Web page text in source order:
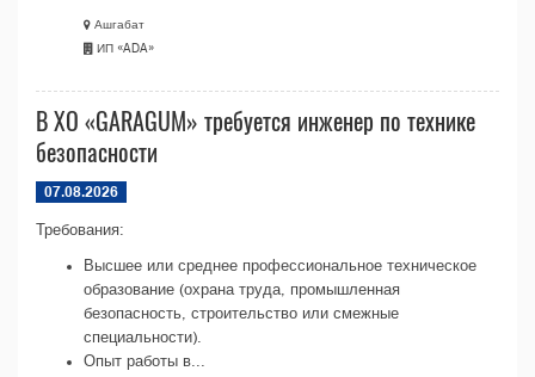
Ашгабат
ИП «ADA»
В ХО «GARAGUM» требуется инженер по технике
безопасности
07.08.2026
Требования:
Высшее или среднее профессиональное техническое
образование (охрана труда, промышленная
безопасность, строительство или смежные
специальности).
Опыт работы в...